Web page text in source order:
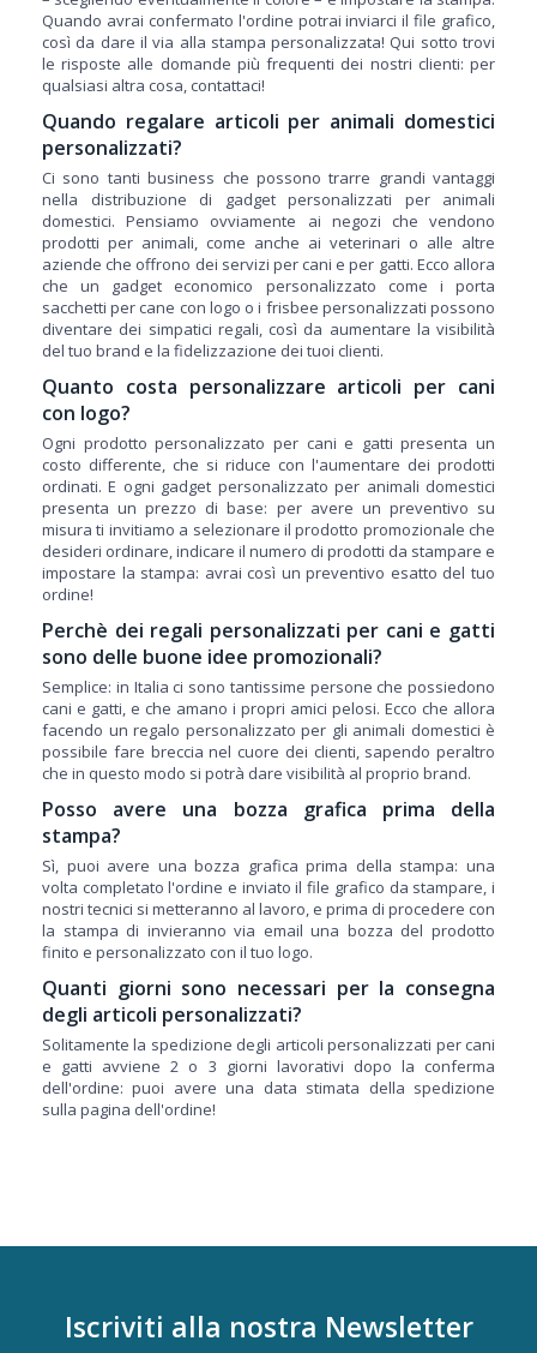
Quando avrai confermato l'ordine potrai inviarci il file grafico,
così da dare il via alla stampa personalizzata! Qui sotto trovi
le risposte alle domande più frequenti dei nostri clienti: per
qualsiasi altra cosa, contattaci!
Quando regalare articoli per animali domestici
personalizzati?
Ci sono tanti business che possono trarre grandi vantaggi
nella distribuzione di gadget personalizzati per animali
domestici. Pensiamo ovviamente ai negozi che vendono
prodotti per animali, come anche ai veterinari o alle altre
aziende che offrono dei servizi per cani e per gatti. Ecco allora
che un gadget economico personalizzato come i porta
sacchetti per cane con logo o i frisbee personalizzati possono
diventare dei simpatici regali, così da aumentare la visibilità
del tuo brand e la fidelizzazione dei tuoi clienti.
Quanto costa personalizzare articoli per cani
con logo?
Ogni prodotto personalizzato per cani e gatti presenta un
costo differente, che si riduce con l'aumentare dei prodotti
ordinati. E ogni gadget personalizzato per animali domestici
presenta un prezzo di base: per avere un preventivo su
misura ti invitiamo a selezionare il prodotto promozionale che
desideri ordinare, indicare il numero di prodotti da stampare e
impostare la stampa: avrai così un preventivo esatto del tuo
ordine!
Perchè dei regali personalizzati per cani e gatti
sono delle buone idee promozionali?
Semplice: in Italia ci sono tantissime persone che possiedono
cani e gatti, e che amano i propri amici pelosi. Ecco che allora
facendo un regalo personalizzato per gli animali domestici è
possibile fare breccia nel cuore dei clienti, sapendo peraltro
che in questo modo si potrà dare visibilità al proprio brand.
Posso avere una bozza grafica prima della
stampa?
Sì, puoi avere una bozza grafica prima della stampa: una
volta completato l'ordine e inviato il file grafico da stampare, i
nostri tecnici si metteranno al lavoro, e prima di procedere con
la stampa di invieranno via email una bozza del prodotto
finito e personalizzato con il tuo logo.
Quanti giorni sono necessari per la consegna
degli articoli personalizzati?
Solitamente la spedizione degli articoli personalizzati per cani
e gatti avviene 2 o 3 giorni lavorativi dopo la conferma
dell'ordine: puoi avere una data stimata della spedizione
sulla pagina dell'ordine!
Iscriviti alla nostra Newsletter